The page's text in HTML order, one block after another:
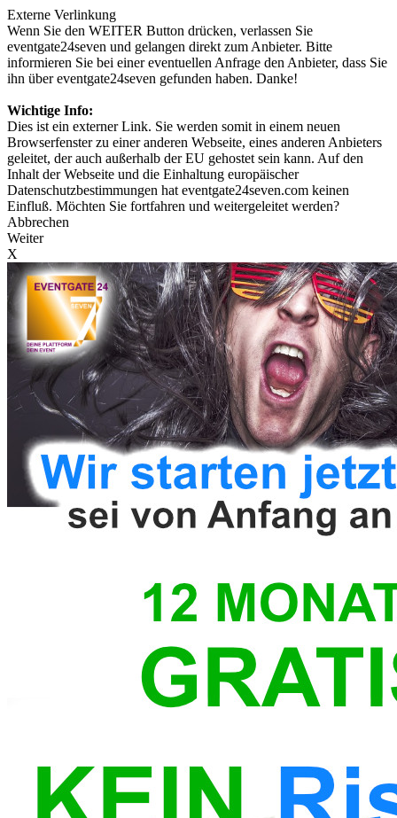
Externe Verlinkung
Wenn Sie den WEITER Button drücken, verlassen Sie
eventgate24seven und gelangen direkt zum Anbieter. Bitte
informieren Sie bei einer eventuellen Anfrage den Anbieter, dass Sie
ihn über eventgate24seven gefunden haben. Danke!
Wichtige Info:
Dies ist ein externer Link. Sie werden somit in einem neuen
Browserfenster zu einer anderen Webseite, eines anderen Anbieters
geleitet, der auch außerhalb der EU gehostet sein kann. Auf den
Inhalt der Webseite und die Einhaltung europäischer
Datenschutzbestimmungen hat eventgate24seven.com keinen
Einfluß. Möchten Sie fortfahren und weitergeleitet werden?
Abbrechen
Weiter
X